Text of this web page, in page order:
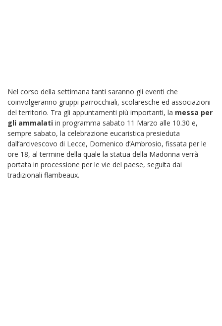
Nel corso della settimana tanti saranno gli eventi che
coinvolgeranno gruppi parrocchiali, scolaresche ed associazioni
del territorio. Tra gli appuntamenti più importanti, la messa per
gli ammalati in programma sabato 11 Marzo alle 10.30 e,
sempre sabato, la celebrazione eucaristica presieduta
dall’arcivescovo di Lecce, Domenico d’Ambrosio, fissata per le
ore 18, al termine della quale la statua della Madonna verrà
portata in processione per le vie del paese, seguita dai
tradizionali flambeaux.